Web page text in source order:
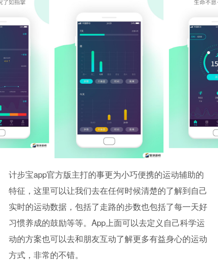
计步宝app官方版主打的事更为小巧便携的运动辅助的
特征，这里可以让我们去在任何时候清楚的了解到自己
实时的运动数据，包括了走路的步数也包括了每一天好
习惯养成的鼓励等等。App上面可以去定义自己科学运
动的方案也可以去和朋友互动了解更多有益身心的运动
方式，非常的不错。